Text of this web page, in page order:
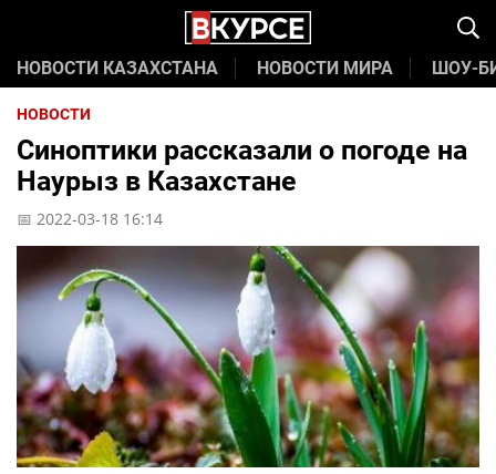
НОВОСТИ КАЗАХСТАНА НОВОСТИ МИРА ШОУ-
НОВОСТИ
Синоптики рассказали о погоде на
Наурыз в Казахстане
📅 2022-03-18 16:14